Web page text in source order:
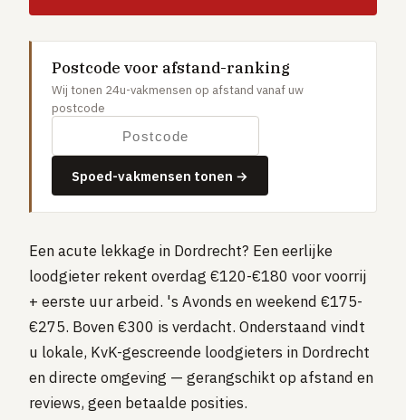
Daklekkage
Afvoer verstopt
Gaslucht
Stroom uitgevallen
Badkamer renovatie
Dakkapel plaatsen
Dak renovatie
TUIN
Tuin aanleg of renovatie
VERWARMING & KLIMAAT
CV-ketel vervangen
Postcode voor afstand-ranking
Wij tonen 24u-vakmensen op afstand vanaf uw
postcode
Spoed-vakmensen tonen →
Een acute lekkage in Dordrecht? Een eerlijke
loodgieter rekent overdag €120-€180 voor voorrij
+ eerste uur arbeid. 's Avonds en weekend €175-
€275. Boven €300 is verdacht. Onderstaand vindt
u lokale, KvK-gescreende loodgieters in Dordrecht
en directe omgeving — gerangschikt op afstand en
reviews, geen betaalde posities.